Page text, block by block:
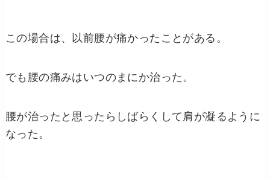
この場合は、以前腰が痛かったことがある。
でも腰の痛みはいつのまにか治った。
腰が治ったと思ったらしばらくして肩が凝るように
なった。